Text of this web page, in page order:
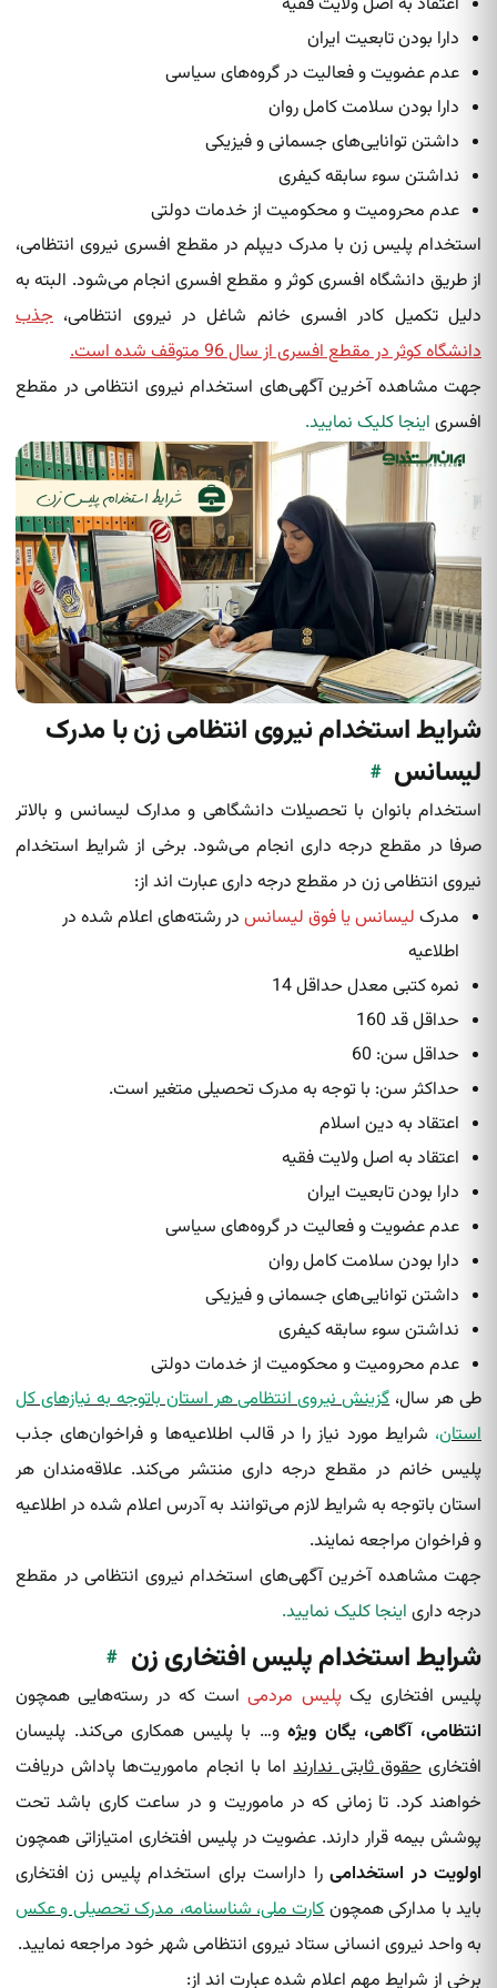
دارا بودن تابعیت ایران
عدم عضویت و فعالیت در گروه‌های سیاسی
دارا بودن سلامت کامل روان
داشتن توانایی‌های جسمانی و فیزیکی
نداشتن سوء سابقه کیفری
عدم محرومیت و محکومیت از خدمات دولتی
استخدام پلیس زن با مدرک دیپلم در مقطع افسری نیروی انتظامی،
از طریق دانشگاه افسری کوثر و مقطع افسری انجام می‌شود. البته به
دلیل تکمیل کادر افسری خانم شاغل در نیروی انتظامی، جذب
دانشگاه کوثر در مقطع افسری از سال 96 متوقف شده است.
جهت مشاهده آخرین آگهی‌های استخدام نیروی انتظامی در مقطع
افسری اینجا کلیک نمایید.
شرایط استخدام نیروی انتظامی زن با مدرک
لیسانس #
استخدام بانوان با تحصیلات دانشگاهی و مدارک لیسانس و بالاتر
صرفا در مقطع درجه داری انجام می‌شود. برخی از شرایط استخدام
نیروی انتظامی زن در مقطع درجه داری عبارت اند از:
مدرک لیسانس یا فوق لیسانس در رشته‌های اعلام شده در
اطلاعیه
نمره کتبی معدل حداقل 14
حداقل قد 160
حداقل سن: 60
حداکثر سن: با توجه به مدرک تحصیلی متغیر است.
اعتقاد به دین اسلام
اعتقاد به اصل ولایت فقیه
دارا بودن تابعیت ایران
عدم عضویت و فعالیت در گروه‌های سیاسی
دارا بودن سلامت کامل روان
داشتن توانایی‌های جسمانی و فیزیکی
نداشتن سوء سابقه کیفری
عدم محرومیت و محکومیت از خدمات دولتی
طی هر سال،گزینش نیروی انتظامی هر استان باتوجه به نیازهای کل
استان، شرایط مورد نیاز را در قالب اطلاعیه‌ها و فراخوان‌های جذب
پلیس خانم در مقطع درجه داری منتشر می‌کند. علاقه‌مندان هر
استان باتوجه به شرایط لازم می‌توانند به آدرس اعلام شده در اطلاعیه
و فراخوان مراجعه نمایند.
جهت مشاهده آخرین آگهی‌های استخدام نیروی انتظامی در مقطع
درجه داری اینجا کلیک نمایید.
شرایط استخدام پلیس افتخاری زن #
پلیس افتخاری یکپلیس مردمیاست که در رسته‌هایی همچون
انتظامی، آگاهی، یگان ویژهو… با پلیس همکاری می‌کند. پلیسان
افتخاریحقوق ثابتی ندارنداما با انجام ماموریت‌ها پاداش دریافت
خواهند کرد. تا زمانی که در ماموریت و در ساعت کاری باشد تحت
پوشش بیمه قرار دارند. عضویت در پلیس افتخاری امتیازاتی همچون
اولویت در استخدامیرا داراست برای استخدام پلیس زن افتخاری
باید با مدارکی همچونکارت ملی، شناسنامه، مدرک تحصیلی و عکس
به واحد نیروی انسانی ستاد نیروی انتظامی شهر خود مراجعه نمایید.
برخی از شرایط مهم اعلام شده عبارت اند از: